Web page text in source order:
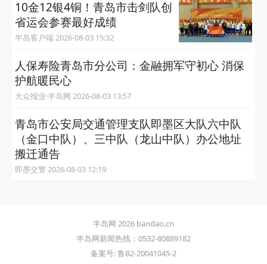
10金12银4铜！青岛市击剑队创
省运会参赛最好成绩
半岛客户端 2026-08-03 15:32
人保寿险青岛市分公司：金融拥军守初心 消保
护航暖民心
大众报业·半岛网 2026-08-03 13:57
青岛市公安局交通管理支队即墨区大队六中队
（金口中队）、三中队（龙山中队）办公地址
搬迁通告
即墨交警 2026-08-03 12:19
半岛网 2026 bandao.cn
半岛网新闻热线：0532-80889182
备案号: 鲁B2-20041045-2